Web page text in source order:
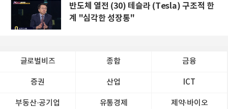
반도체 열전 (30) 테슬라 (Tesla) 구조적 한
계 "심각한 성장통"
글로벌비즈 종합 금융
증권 산업 ICT
부동산·공기업 유통경제 제약∙바이오